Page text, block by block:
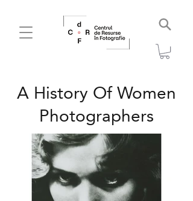
A History Of Women
Photographers